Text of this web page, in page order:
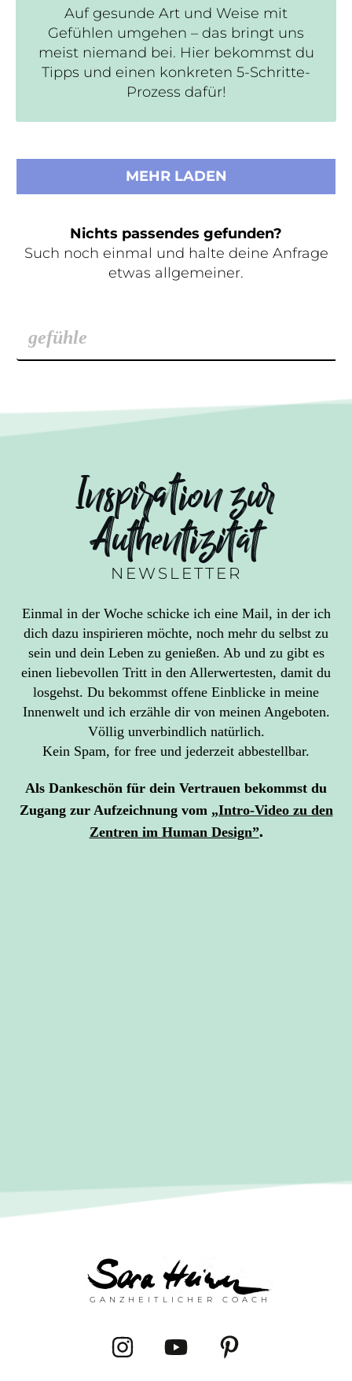
Auf gesunde Art und Weise mit
Gefühlen umgehen – das bringt uns
meist niemand bei. Hier bekommst du
Tipps und einen konkreten 5-Schritte-
Prozess dafür!
MEHR LADEN
Nichts passendes gefunden?
Such noch einmal und halte deine Anfrage
etwas allgemeiner.
Inspiration zur
Authentizität
NEWSLETTER
Einmal in der Woche schicke ich eine Mail, in der ich
dich dazu inspirieren möchte, noch mehr du selbst zu
sein und dein Leben zu genießen. Ab und zu gibt es
einen liebevollen Tritt in den Allerwertesten, damit du
losgehst. Du bekommst offene Einblicke in meine
Innenwelt und ich erzähle dir von meinen Angeboten.
Völlig unverbindlich natürlich.
Kein Spam, for free und jederzeit abbestellbar.
Als Dankeschön für dein Vertrauen bekommst du
Zugang zur Aufzeichnung vom „Intro-Video zu den
Zentren im Human Design”.
GANZHEITLICHER COACH